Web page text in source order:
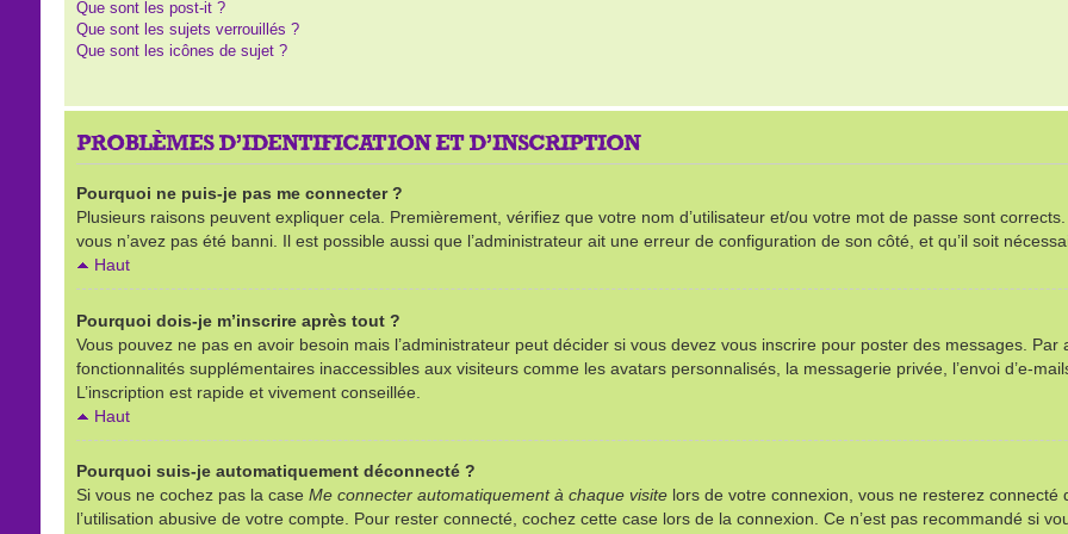
Que sont les post-it ?
Que sont les sujets verrouillés ?
Que sont les icônes de sujet ?
PROBLÈMES D’IDENTIFICATION ET D’INSCRIPTION
Pourquoi ne puis-je pas me connecter ?
Plusieurs raisons peuvent expliquer cela. Premièrement, vérifiez que votre nom d’utilisateur et/ou votre mot de passe sont
vous n’avez pas été banni. Il est possible aussi que l’administrateur ait une erreur de configuration de son côté, et qu’il soit
Haut
Pourquoi dois-je m’inscrire après tout ?
Vous pouvez ne pas en avoir besoin mais l’administrateur peut décider si vous devez vous inscrire pour poster des messages.
fonctionnalités supplémentaires inaccessibles aux visiteurs comme les avatars personnalisés, la messagerie privée, l’envoi d’e-
L’inscription est rapide et vivement conseillée.
Haut
Pourquoi suis-je automatiquement déconnecté ?
Si vous ne cochez pas la case Me connecter automatiquement à chaque visitelors de votre connexion, vous ne resterez
l’utilisation abusive de votre compte. Pour rester connecté, cochez cette case lors de la connexion. Ce n’est pas recommandé si